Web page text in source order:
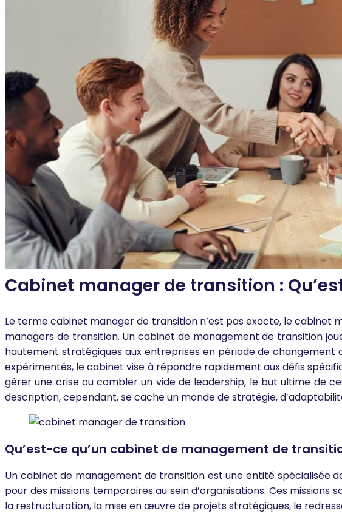
Cabinet manager de transition :
Le terme cabinet manager de transition n’est pas exacte, le cabinet
managers de transition. Un cabinet de management de transition
hautement stratégiques aux entreprises en période de changement
expérimentés, le cabinet vise à répondre rapidement aux défis
gérer une crise ou combler un vide de leadership, le but ultime de
description, cependant, se cache un monde de stratégie,
Qu’est-ce qu’un cabinet de management de
Un cabinet de management de transition est une entité spécialisée
pour des missions temporaires au sein d’organisations. Ces
la restructuration, la mise en œuvre de projets stratégiques, le